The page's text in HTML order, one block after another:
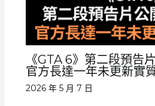
《GTA 6》第二段預告
官方長達一年未更新實
2026 年 5 月 7 日